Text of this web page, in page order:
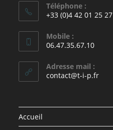
Téléphone :
+33 (0)4 42 01 25 27
Mobile :
06.47.35.67.10
Adresse mail :
contact@t-i-p.fr
Accueil